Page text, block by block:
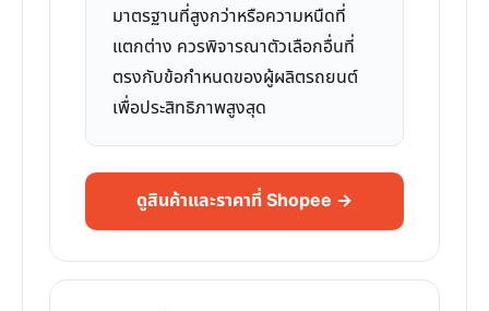
มาตรฐานที่สูงกว่าหรือความหนืดที่
แตกต่าง ควรพิจารณาตัวเลือกอื่นที่
ตรงกับข้อกำหนดของผู้ผลิตรถยนต์
เพื่อประสิทธิภาพสูงสุด
ดูสินค้าและราคาที่ Shopee →